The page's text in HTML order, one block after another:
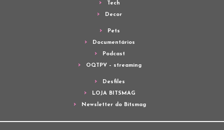
Tech
Decor
Pets
Documentários
Podcast
OQTPV – streaming
Desfiles
LOJA BITSMAG
Newsletter do Bitsmag